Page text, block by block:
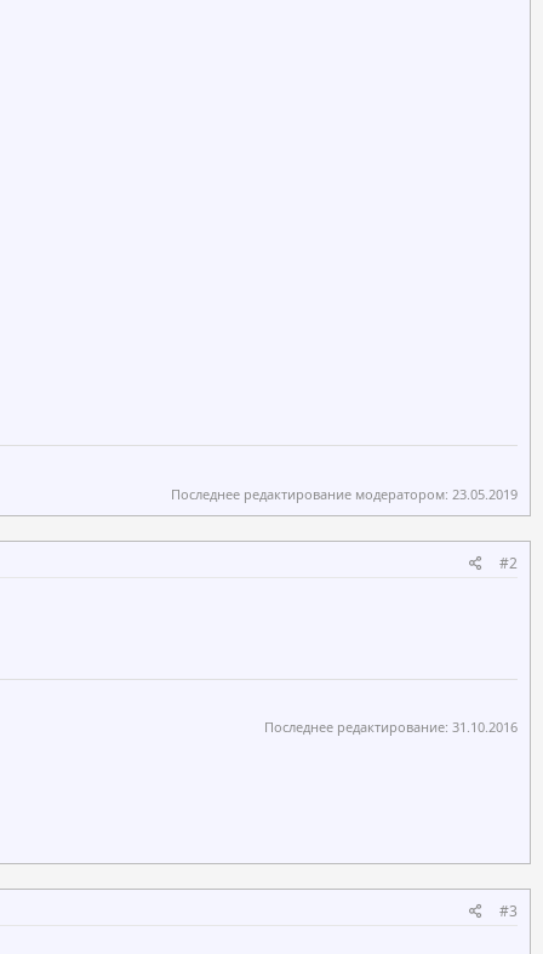
Последнее редактирование модератором: 23.05.2019
#2
Последнее редактирование: 31.10.2016
#3